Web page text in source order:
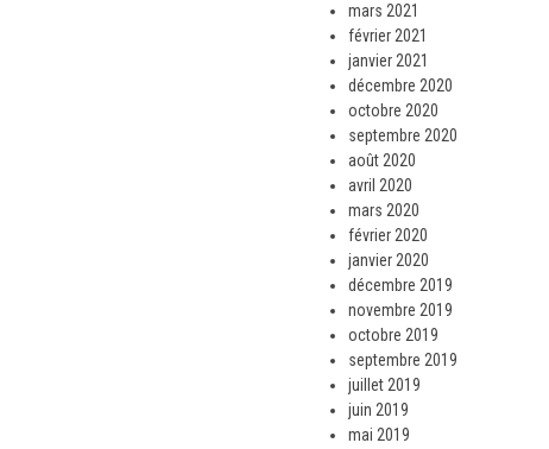
mars 2021
février 2021
janvier 2021
décembre 2020
octobre 2020
septembre 2020
août 2020
avril 2020
mars 2020
février 2020
janvier 2020
décembre 2019
novembre 2019
octobre 2019
septembre 2019
juillet 2019
juin 2019
mai 2019